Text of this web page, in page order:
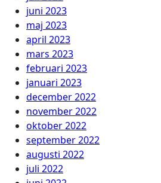
juni 2023
maj 2023
april 2023
mars 2023
februari 2023
januari 2023
december 2022
november 2022
oktober 2022
september 2022
augusti 2022
juli 2022